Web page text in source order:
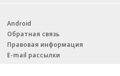
Android
Обратная связь
Правовая информация
E-mail рассылки